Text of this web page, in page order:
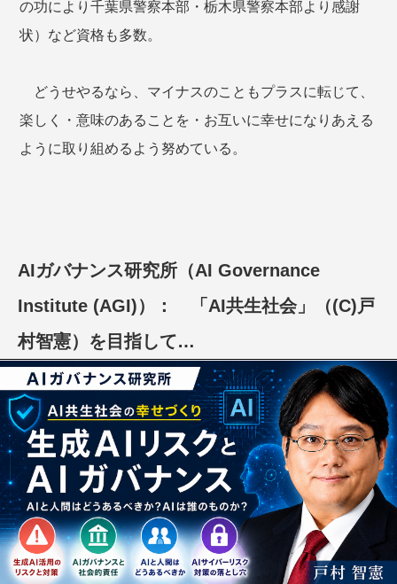
の功により千葉県警察本部・栃木県警察本部より感謝
状）など資格も多数。
どうせやるなら、マイナスのこともプラスに転じて、
楽しく・意味のあることを・お互いに幸せになりあえる
ように取り組めるよう努めている。
AIガバナンス研究所（AI Governance
Institute (AGI)）： 「AI共生社会」（(C)戸
村智憲）を目指して…